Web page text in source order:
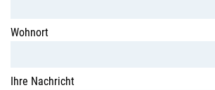
Wohnort
Ihre Nachricht